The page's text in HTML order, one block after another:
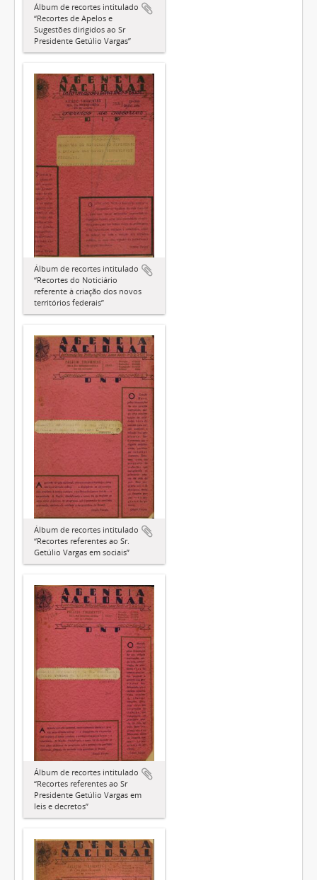
Álbum de recortes intitulado
“Recortes de Apelos e
Sugestões dirigidos ao Sr
Presidente Getúlio Vargas”
Álbum de recortes intitulado
“Recortes do Noticiário
referente à criação dos novos
territórios federais”
Álbum de recortes intitulado
“Recortes referentes ao Sr.
Getúlio Vargas em sociais”
Álbum de recortes intitulado
“Recortes referentes ao Sr
Presidente Getúlio Vargas em
leis e decretos”